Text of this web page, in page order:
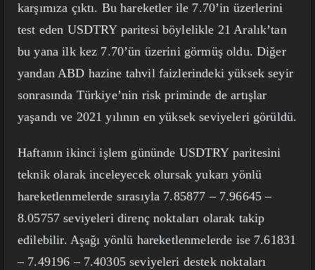
karşımıza çıktı. Bu hareketler ile 7.70’in üzerlerini
test eden USDTRY paritesi böylelikle 21 Aralık’tan
bu yana ilk kez 7.70’ün üzerini görmüş oldu. Diğer
yandan ABD hazine tahvil faizlerindeki yüksek seyir
sonrasında Türkiye’nin risk priminde de artışlar
yaşandı ve 2021 yılının en yüksek seviyeleri görüldü.
Haftanın ikinci işlem gününde USDTRY paritesini
teknik olarak inceleyecek olursak yukarı yönlü
hareketlenmelerde sırasıyla 7.85877 – 7.96645 –
8.05757 seviyeleri direnç noktaları olarak takip
edilebilir. Aşağı yönlü hareketlenmelerde ise 7.61831
– 7.49196 – 7.40305 seviyeleri destek noktaları